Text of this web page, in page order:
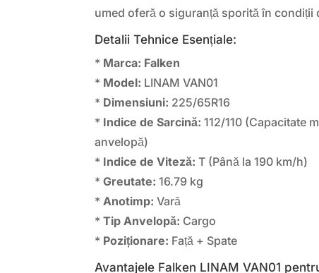
umed oferă o siguranță sporită în condiții
Detalii Tehnice Esențiale:
* Marca: Falken
* Model: LINAM VAN01
* Dimensiuni: 225/65R16
* Indice de Sarcină: 112/110 (Capacitate
anvelopă)
* Indice de Viteză: T (Până la 190 km/h)
*Greutate: 16.79 kg
* Anotimp: Vară
*Tip Anvelopă: Cargo
* Poziționare: Față + Spate
Avantajele Falken LINAM VAN01